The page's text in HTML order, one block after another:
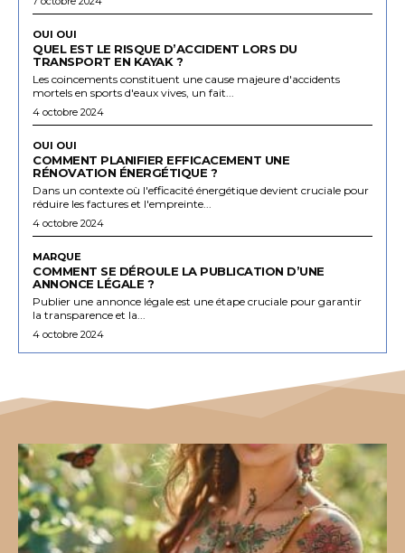
OUI OUI
QUEL EST LE RISQUE D’ACCIDENT LORS DU
TRANSPORT EN KAYAK ?
Les coincements constituent une cause majeure d'accidents
mortels en sports d'eaux vives, un fait...
4 octobre 2024
OUI OUI
COMMENT PLANIFIER EFFICACEMENT UNE
RÉNOVATION ÉNERGÉTIQUE ?
Dans un contexte où l'efficacité énergétique devient cruciale pour
réduire les factures et l'empreinte...
4 octobre 2024
MARQUE
COMMENT SE DÉROULE LA PUBLICATION D’UNE
ANNONCE LÉGALE ?
Publier une annonce légale est une étape cruciale pour garantir
la transparence et la...
4 octobre 2024